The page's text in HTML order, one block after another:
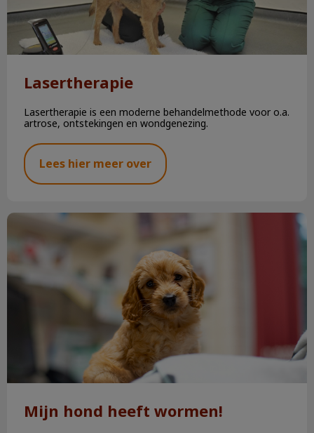
Lasertherapie
Lasertherapie is een moderne behandelmethode voor o.a.
artrose, ontstekingen en wondgenezing.
Lees hier meer over
Mijn hond heeft wormen!
Mijn hond heeft wormen!